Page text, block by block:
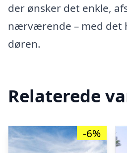
der ønsker det enkle,
nærværende – med det
døren.
Relaterede
-6%